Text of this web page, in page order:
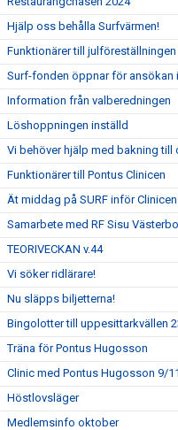
Hjälp oss behålla Surfvärmen!
Funktionärer till
Surf-fonden öppnar för ansökan
Information från valberedningen
Löshoppningen inställd
Vi behöver hjälp med bakning till
Funktionärer till Pontus Clinicen
Ät middag på SURF inför
Samarbete med RF Sisu
TEORIVECKAN v.44
Vi söker ridlärare!
Nu släpps biljetterna!
Bingolotter till uppesittarkvällen
Träna för Pontus Hugosson
Clinic med Pontus Hugosson 9/11
Höstlovsläger
Medlemsinfo oktober